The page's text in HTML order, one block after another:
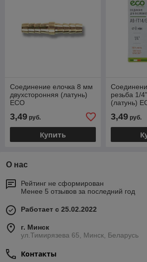
Соединение елочка 8 мм
двухсторонняя (латунь)
ECO
3,49 руб.
Купить
резьба 1/
(латунь)
3,49руб.
О нас
Рейтинг не сформирован
Менее 5 отзывов за последний год
Работает с 25.02.2022
г. Минск
ул.Тимирязева 65, Минск, Беларусь
Контакты